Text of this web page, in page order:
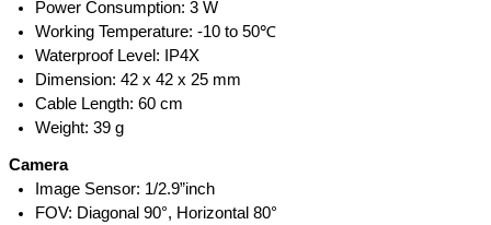
Power Consumption: 3 W
Working Temperature: -10 to 50℃
Waterproof Level: IP4X
Dimension: 42 x 42 x 25 mm
Cable Length: 60 cm
Weight: 39 g
Camera
Image Sensor: 1/2.9”inch
FOV: Diagonal 90°, Horizontal 80°